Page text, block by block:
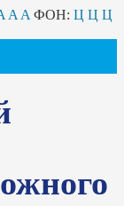
A A ФОН: Ц Ц Ц